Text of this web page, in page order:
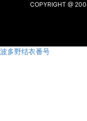
COPYRIGHT @
波多野结衣番号